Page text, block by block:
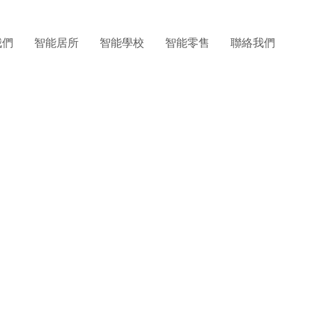
智能居所 智能學校 智能零售 聯絡我們